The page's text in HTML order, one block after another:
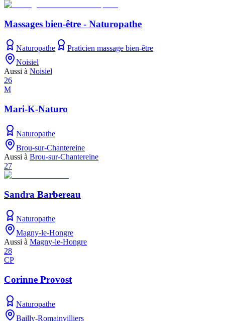
Massages bien-être - Naturopathe
Naturopathe
Praticien massage bien-être
Noisiel
Aussi à Noisiel
26
M
Mari-K-Naturo
Naturopathe
Brou-sur-Chantereine
Aussi à Brou-sur-Chantereine
27
Sandra Barbereau
Naturopathe
Magny-le-Hongre
Aussi à Magny-le-Hongre
28
CP
Corinne Provost
Naturopathe
Bailly-Romainvilliers